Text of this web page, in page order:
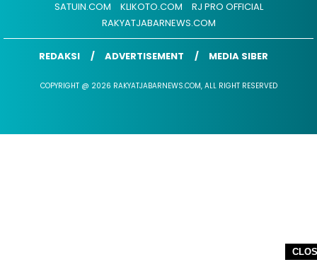
SATUIN.COM
KLIKOTO.COM
RJ PRO OFFICIAL
RAKYATJABARNEWS.COM
REDAKSI ADVERTISEMENT MEDIA SIBER
COPYRIGHT @ 2026 RAKYATJABARNEWS.COM, ALL RIGHT RESERVED